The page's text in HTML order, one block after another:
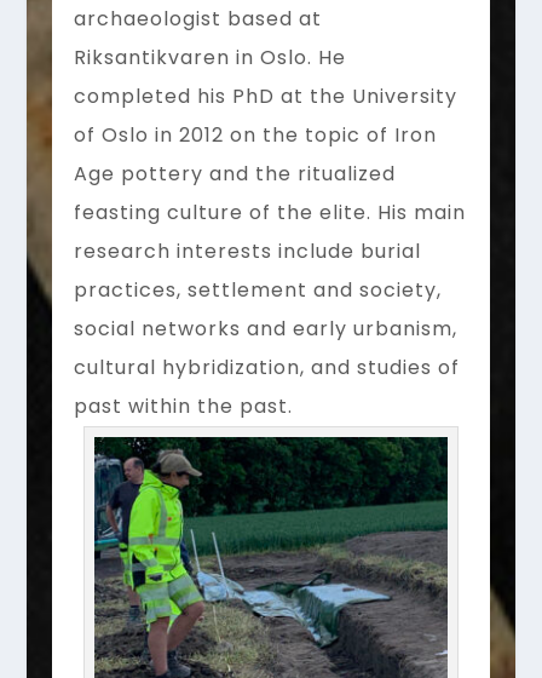
archaeologist based at
Riksantikvaren in Oslo. He
completed his PhD at the University
of Oslo in 2012 on the topic of Iron
Age pottery and the ritualized
feasting culture of the elite. His main
research interests include burial
practices, settlement and society,
social networks and early urbanism,
cultural hybridization, and studies of
past within the past.